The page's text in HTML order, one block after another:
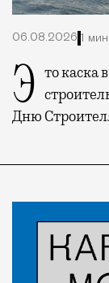
06.08.2026 1
Это каска в
Дню